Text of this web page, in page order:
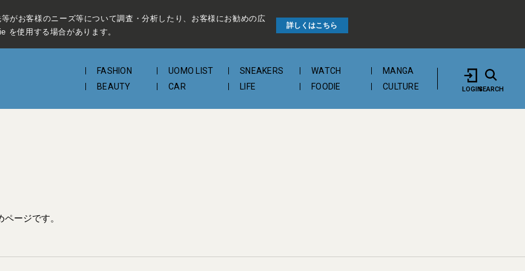
がお客様のニーズ等について調査・分析したり、お客様にお勧めの広
を使用する場合があります。
詳しくはこちら
FASHION UOMO LIST SNEAKERS WATCH
MANGA
BEAUTY
CAR LIFE FOODIE CULTURE LOGINSEARCH
ージです。